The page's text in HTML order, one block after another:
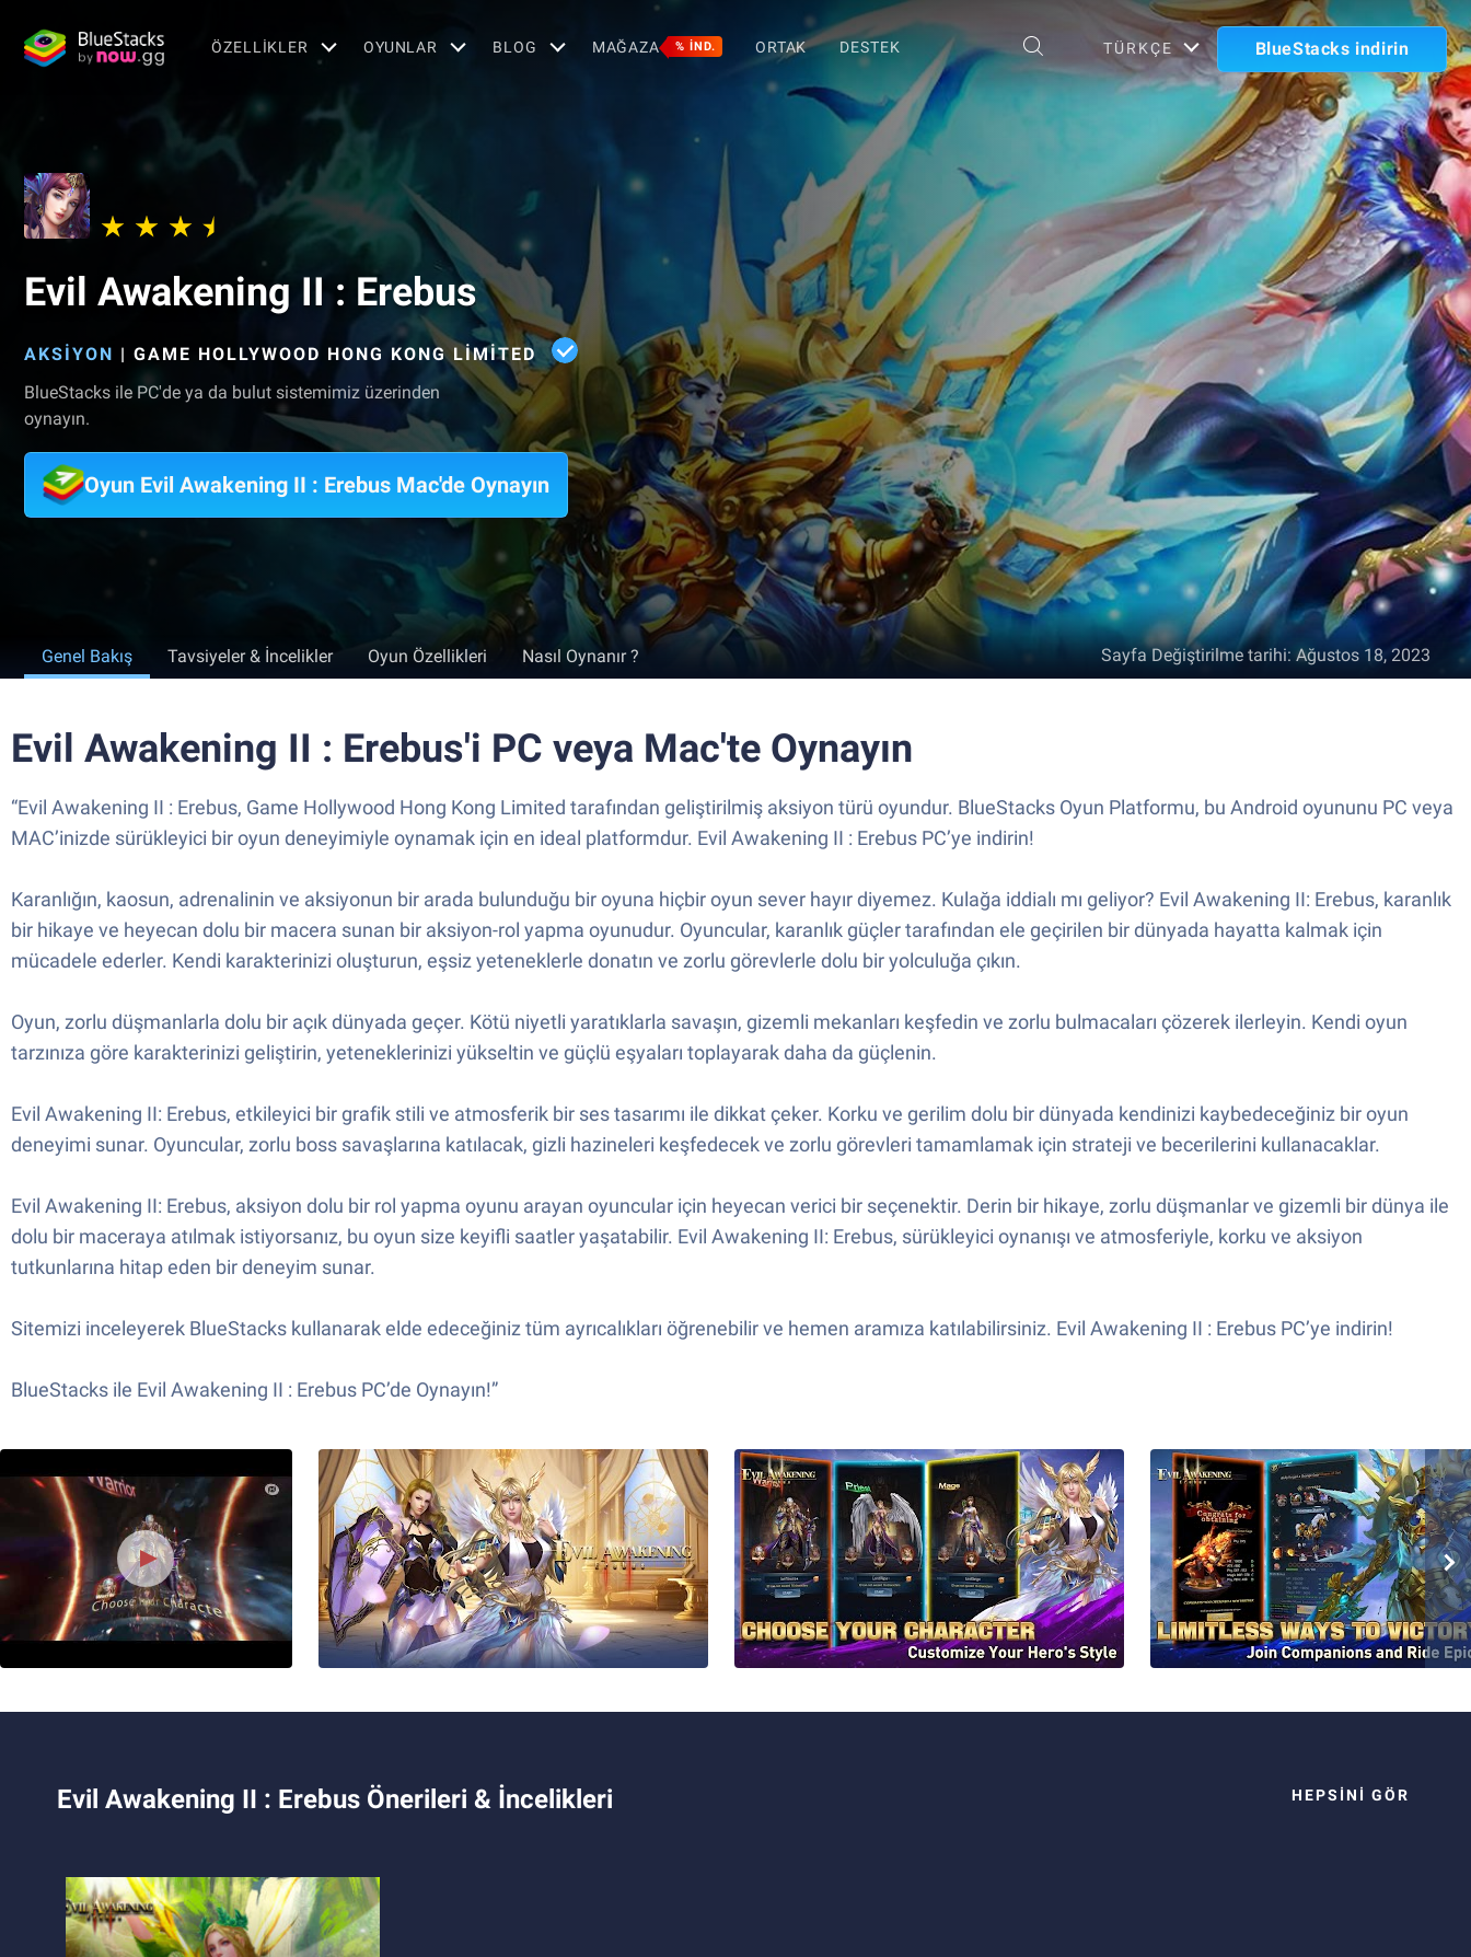
ÖZELLIKLER OYUNLAR BLOG MAĞAZA % IND. ORTAK DESTEK TÜRKÇE BlueStacks indirin
Evil Awakening II : Erebus
AKSIYON | GAME HOLLYWOOD HONG KONG LIMITED
BlueStacks ile PC'de ya da bulut sistemimiz üzerinden
oynayın.
Oyun Evil Awakening II : Erebus Mac'de Oynayın
Genel Bakış Tavsiyeler & İncelikler Oyun Özellikleri Nasıl Oynanır ? Sayfa Değiştirilme tarihi: Ağustos 18, 2023
Evil Awakening II : Erebus'i PC veya Mac'te Oynayın
“Evil Awakening II : Erebus, Game Hollywood Hong Kong Limited tarafından geliştirilmiş aksiyon türü oyundur. BlueStacks Oyun Platformu, bu Android oyununu PC veya
MAC’inizde sürükleyici bir oyun deneyimiyle oynamak için en ideal platformdur. Evil Awakening II : Erebus PC’ye indirin!
Karanlığın, kaosun, adrenalinin ve aksiyonun bir arada bulunduğu bir oyuna hiçbir oyun sever hayır diyemez. Kulağa iddialı mı geliyor? Evil Awakening II: Erebus, karanlık
bir hikaye ve heyecan dolu bir macera sunan bir aksiyon-rol yapma oyunudur. Oyuncular, karanlık güçler tarafından ele geçirilen bir dünyada hayatta kalmak için
mücadele ederler. Kendi karakterinizi oluşturun, eşsiz yeteneklerle donatın ve zorlu görevlerle dolu bir yolculuğa çıkın.
Oyun, zorlu düşmanlarla dolu bir açık dünyada geçer. Kötü niyetli yaratıklarla savaşın, gizemli mekanları keşfedin ve zorlu bulmacaları çözerek ilerleyin. Kendi oyun
tarzınıza göre karakterinizi geliştirin, yeteneklerinizi yükseltin ve güçlü eşyaları toplayarak daha da güçlenin.
Evil Awakening II: Erebus, etkileyici bir grafik stili ve atmosferik bir ses tasarımı ile dikkat çeker. Korku ve gerilim dolu bir dünyada kendinizi kaybedeceğiniz bir oyun
deneyimi sunar. Oyuncular, zorlu boss savaşlarına katılacak, gizli hazineleri keşfedecek ve zorlu görevleri tamamlamak için strateji ve becerilerini kullanacaklar.
Evil Awakening II: Erebus, aksiyon dolu bir rol yapma oyunu arayan oyuncular için heyecan verici bir seçenektir. Derin bir hikaye, zorlu düşmanlar ve gizemli bir dünya ile
dolu bir maceraya atılmak istiyorsanız, bu oyun size keyifli saatler yaşatabilir. Evil Awakening II: Erebus, sürükleyici oynanışı ve atmosferiyle, korku ve aksiyon
tutkunlarına hitap eden bir deneyim sunar.
Sitemizi inceleyerek BlueStacks kullanarak elde edeceğiniz tüm ayrıcalıkları öğrenebilir ve hemen aramıza katılabilirsiniz. Evil Awakening II : Erebus PC’ye indirin!
BlueStacks ile Evil Awakening II : Erebus PC’de Oynayın!”
Evil Awakening II : Erebus Önerileri & İncelikleri HEPSINI GÖR